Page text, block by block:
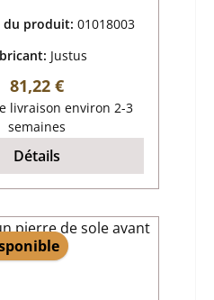
du produit: 01018003
Justus
Prix régulier :
81,22 €
livraison environ 2-3
semaines
Détails